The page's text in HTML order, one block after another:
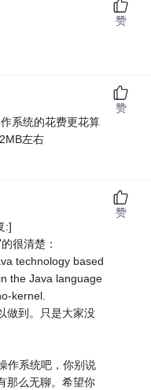
赞
系统的花费更花算
左右
赞
:]
很清楚：
technology based
the Java language
kernel.
做到。只是大家没
作系统吧，你别说
那么无聊。希望你
赞